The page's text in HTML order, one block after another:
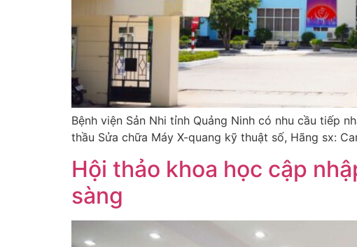
Bệnh viện Sản Nhi tỉnh Quảng Ninh có nhu cầu tiếp
thầu Sửa chữa Máy X-quang kỹ thuật số, Hãng sx:
Hội thảo khoa học cập
sàng